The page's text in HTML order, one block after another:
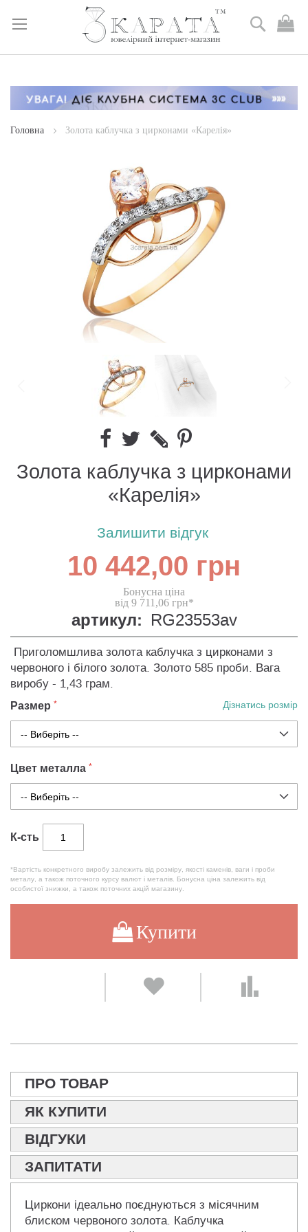
Skip
Content
Пошук
Головна Золота каблучка з цирконами «Карелія»
Золота каблучка з цирконами
«Карелія»
Залишити відгук
10 442,00 грн
Бонусна ціна
від 9 711,06 грн*
артикул: RG23553av
Приголомшлива золота каблучка з цирконами з
червоного і білого золота. Золото 585 проби. Вага
виробу - 1,43 грам.
Размер Дізнатись розмір
Цвет металла
К-сть
*Вартість конкретного виробу залежить від розміру, якості каменів, ваги і проби
металу, а також поточного курсу валют і металів. Бонусна ціна залежить від
особистої знижки, а також поточних акцій магазину.
Купити
ПРО ТОВАР
ЯК КУПИТИ
ВІДГУКИ
ЗАПИТАТИ
Циркони ідеально поєднуються з місячним
блиском червоного золота. Каблучка